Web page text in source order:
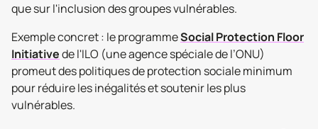
que sur l'inclusion des groupes vulnérables.
Exemple concret : le programmeSocial Protection Floor
Initiativede l'ILO (une agence spéciale de l’ONU)
promeut des politiques de protection sociale minimum
pour réduire les inégalités et soutenir les plus
vulnérables.